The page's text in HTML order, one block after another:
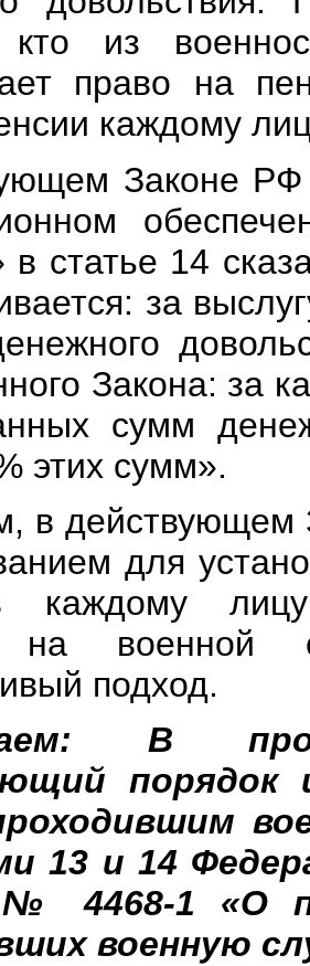
кто из
право на
каждому
Законе
в статье 14
за
Закона: за
сумм
этих сумм».
в действующем
для
каждому лицу
на военной
подход.
В
порядок
13 и 14
4468-1 «О
военную